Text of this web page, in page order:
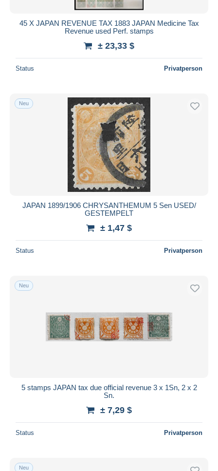
45 X JAPAN REVENUE TAX 1883 JAPAN Medicine Tax
Revenue used Perf. stamps
± 23,33 $
Status Privatperson
Neu
JAPAN 1899/1906 CHRYSANTHEMUM 5 Sen USED/
GESTEMPELT
± 1,47 $
Status Privatperson
Neu
5 stamps JAPAN tax due official revenue 3 x 1Sn, 2 x 2
Sn.
± 7,29 $
Status Privatperson
Neu